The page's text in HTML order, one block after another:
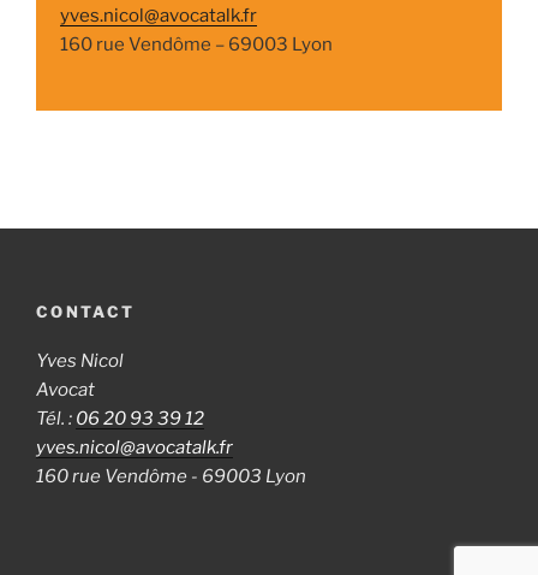
yves.nicol@avocatalk.fr
160 rue Vendôme – 69003 Lyon
CONTACT
Yves Nicol
Avocat
Tél. : 06 20 93 39 12
yves.nicol@avocatalk.fr
160 rue Vendôme - 69003 Lyon